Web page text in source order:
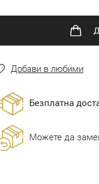
Добави в любими
Безплатна
Можете да